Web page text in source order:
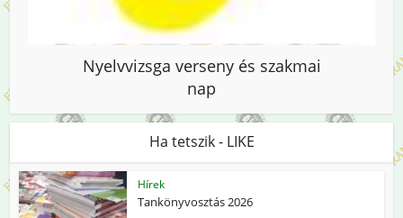
Nyelvvizsga verseny és szakmai
nap
Ha tetszik - LIKE
Hírek
Tankönyvosztás 2026